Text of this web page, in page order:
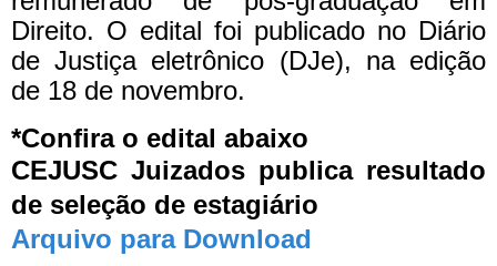
Direito. O edital foi publicado no Diário
de Justiça eletrônico (DJe), na edição
de 18 de novembro.
*Confira o edital abaixo
CEJUSC Juizados publica resultado
de seleção de estagiário
Arquivo para Download